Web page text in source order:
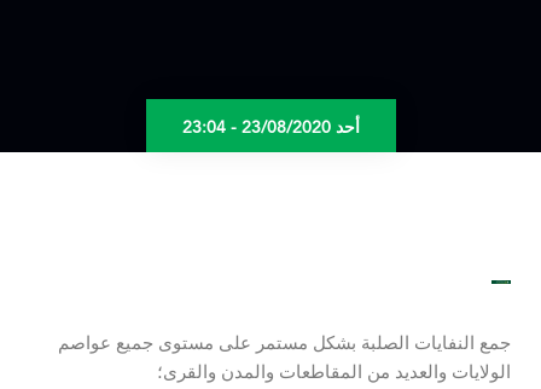
أحد 23/08/2020 - 23:04
جمع النفايات الصلبة بشكل مستمر على مستوى جميع عواصم
الولايات والعديد من المقاطعات والمدن والقرى؛